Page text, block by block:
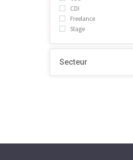
CDI
Freelance
Stage
Secteur